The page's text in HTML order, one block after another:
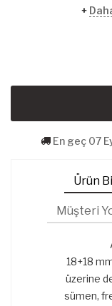
+
En geç 07
Ürün
Müşteri
18+18
üzerine
sümen,